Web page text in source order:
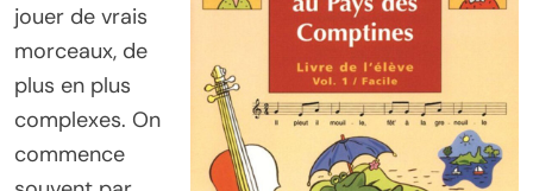
jouer de vrais
morceaux, de
plus en plus
complexes. On
commence